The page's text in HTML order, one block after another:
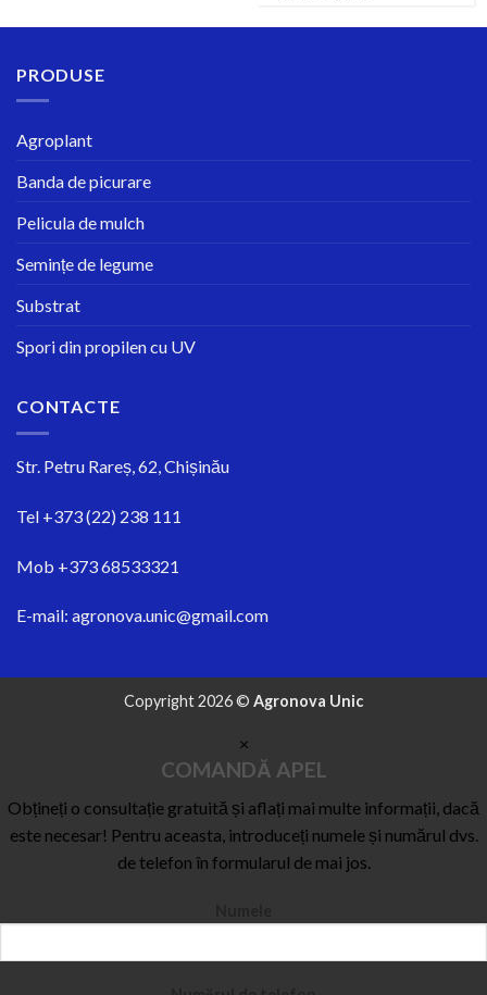
PRODUSE
Agroplant
Banda de picurare
Pelicula de mulch
Semințe de legume
Substrat
Spori din propilen cu UV
CONTACTE
Str. Petru Rareș, 62, Chișinău
Tel +373 (22) 238 111
Mob +373 68533321
E-mail: agronova.unic@gmail.com
Copyright 2026 © Agronova Unic
×
COMANDĂ APEL
Obțineți o consultație gratuită și aflați mai multe informații, dacă
este necesar! Pentru aceasta, introduceți numele și numărul dvs.
de telefon în formularul de mai jos.